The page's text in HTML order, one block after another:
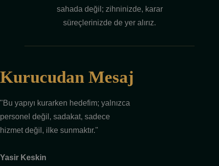
sahada değil; zihninizde, karar
süreçlerinizde de yer alırız.
Kurucudan Mesaj
"Bu yapıyı kurarken hedefim; yalnızca
personel değil, sadakat, sadece
hizmet değil, ilke sunmaktır."
Yasir Keskin